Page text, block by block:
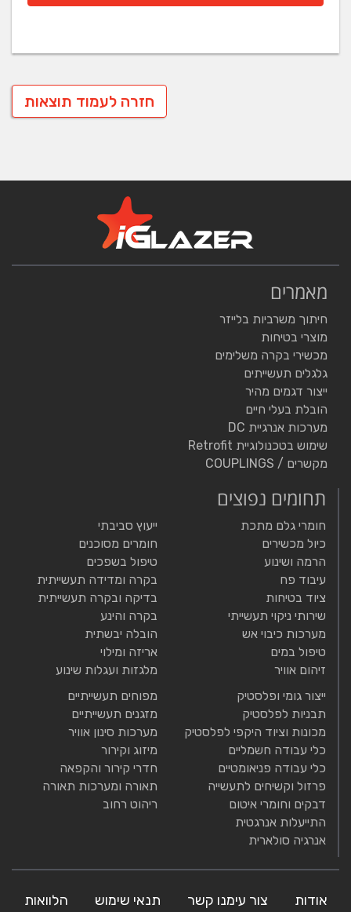
חזרה לעמוד תוצאות
מאמרים
חיתוך משרביות בלייזר
מוצרי בטיחות
מכשירי בקרה משלימים
גלגלים תעשייתים
ייצור דגמים מהיר
הובלת בעלי חיים
מערכות אנרגיית DC
שימוש בטכנולוגיית Retrofit
מקשרים / COUPLINGS
תחומים נפוצים
חומרי גלם מתכת
כיול מכשירים
הרמה ושינוע
עיבוד פח
ציוד בטיחות
שירותי ניקוי תעשייתי
מערכות כיבוי אש
טיפול במים
זיהום אוויר
ייעוץ סביבתי
חומרים מסוכנים
טיפול בשפכים
בקרה ומדידה תעשייתית
בדיקה ובקרה תעשייתית
בקרה והינע
הובלה יבשתית
אריזה ומילוי
מלגזות ועגלות שינוע
ייצור גומי ופלסטיק
תבניות לפלסטיק
מכונות וציוד היקפי לפלסטיק
כלי עבודה חשמליים
כלי עבודה פניאומטיים
פרזול וקשיחים לתעשייה
דבקים וחומרי איטום
התייעלות אנרגטית
אנרגיה סולארית
מפוחים תעשייתיים
מזגנים תעשייתיים
מערכות סינון אוויר
מיזוג וקירור
חדרי קירור והקפאה
תאורה ומערכות תאורה
ריהוט רחוב
אודות צור עימנו קשר תנאי שימוש הלוואות